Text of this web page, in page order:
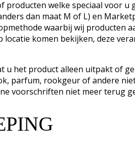
producten welke speciaal voor u
dan maat M of L) en
waarbij wij producten
komen bekijken, deze
u het product alleen uitpakt of
parfum, rookgeur of andere
voorschriften niet meer terug